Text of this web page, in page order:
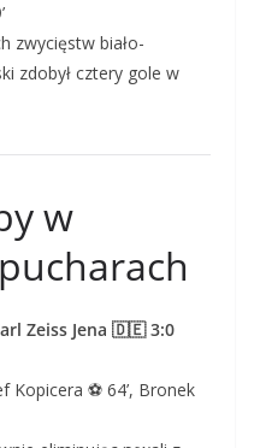
zwycięstw biało-
zdobył cztery gole w
w
Zeiss Jena 🇩🇪 3:0
Kopicera ⚽ 64’, Bronek